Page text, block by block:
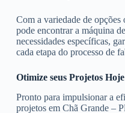
Com a variedade de
pode encontrar a máquina
necessidades específicas,
cada etapa do processo de
Otimize seus Projetos
Pronto para impulsionar a
projetos em Chã Grande –